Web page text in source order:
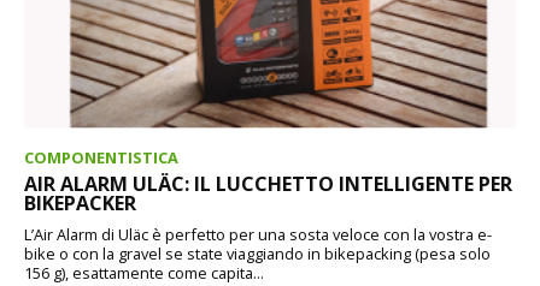
COMPONENTISTICA
AIR ALARM ULÄC: IL LUCCHETTO INTELLIGENTE PER
BIKEPACKER
L’Air Alarm di Uläc è perfetto per una sosta veloce con la vostra e-
bike o con la gravel se state viaggiando in bikepacking (pesa solo
156 g), esattamente come capita...